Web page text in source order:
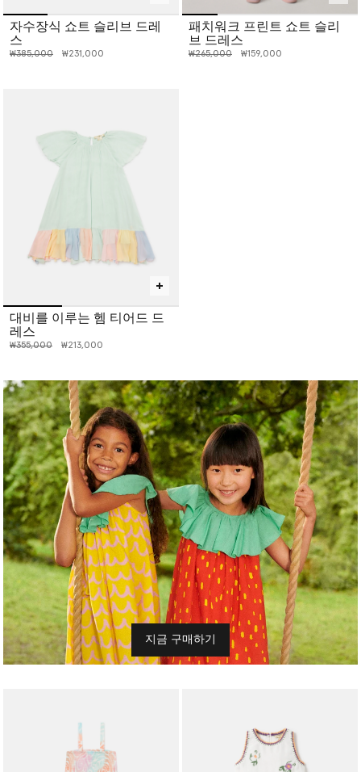
자수장식 쇼트 슬리브 드레
스
인하 전 가격:
₩385,000인하된 가격:
₩231,000
패치워크 프린트 쇼트 슬리
브 드레스
인하 전 가격:
₩265,000인하된 가격:
₩159,000
대비를 이루는 헴 티어드 드
레스
인하 전 가격:
₩355,000인하된 가격:
₩213,000
지금 구매하기